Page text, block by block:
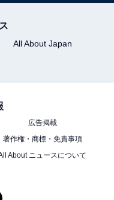
題性とは裏腹に、ま
ル。「iPhone 17
、「iPhone Air」と
のだと思います。
ても、きっとこの機
ってみて初めて感じ
All About Japan
広告掲載
著作権・商標・免責事項
About ニュースについて